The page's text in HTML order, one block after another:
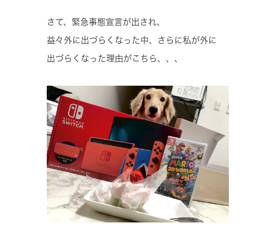
さて、緊急事態宣言が出され、
益々外に出づらくなった中、さらに私が外に
出づらくなった理由がこちら、、、